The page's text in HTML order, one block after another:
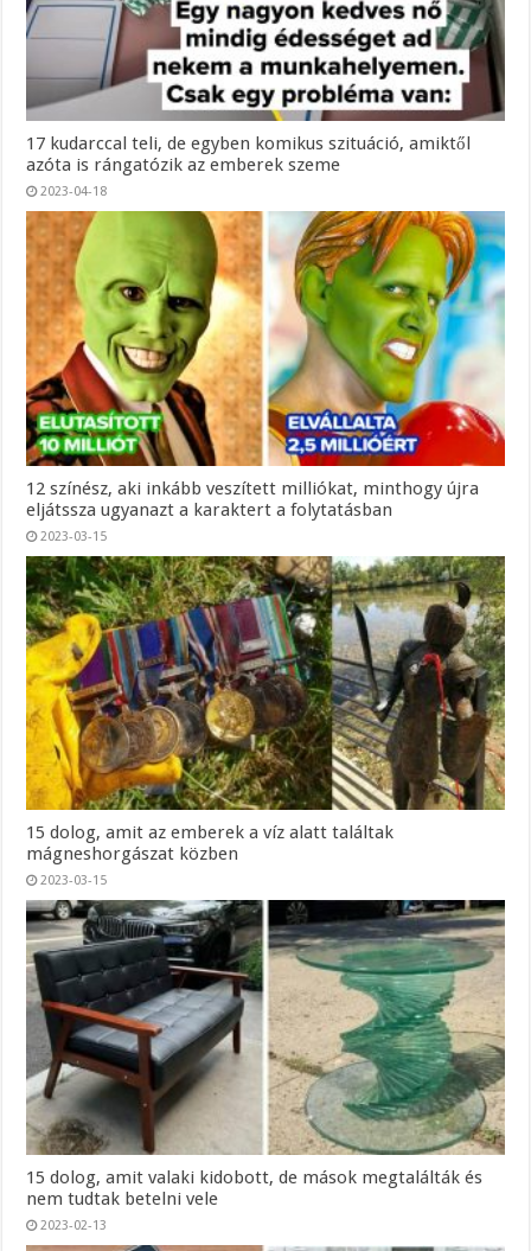
17 kudarccal teli, de egyben komikus szituáció, amiktől
azóta is rángatózik az emberek szeme
2023-04-18
12 színész, aki inkább veszített milliókat, minthogy újra
eljátssza ugyanazt a karaktert a folytatásban
2023-03-15
15 dolog, amit az emberek a víz alatt találtak
mágneshorgászat közben
2023-03-15
15 dolog, amit valaki kidobott, de mások megtalálták és
nem tudtak betelni vele
2023-02-13